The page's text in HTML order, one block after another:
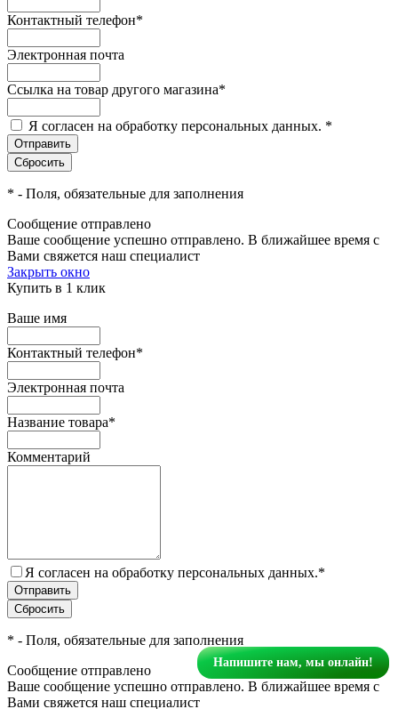
Контактный телефон*
Электронная почта
Ссылка на товар другого магазина*
Я согласен на обработку персональных данных. *
* - Поля, обязательные для заполнения
Сообщение отправлено
Ваше сообщение успешно отправлено. В ближайшее время с
Вами свяжется наш специалист
Закрыть окно
Купить в 1 клик
Ваше имя
Контактный телефон*
Электронная почта
Название товара*
Комментарий
Я согласен на обработку персональных данных.*
* - Поля, обязательные для заполнения
Сообщение отправлено
Ваше сообщение успешно отправлено. В ближайшее время с
Вами свяжется наш специалист
Напишите нам, мы онлайн!